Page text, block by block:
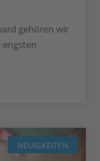
gehören wir
engsten
NEUIGKEITEN